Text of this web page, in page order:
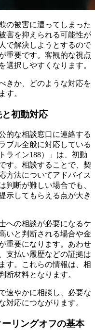
の被害に遭ってしまった
害を抑えられる可能性が
で解決しようとするので
重要です。客観的な視点
選択しやすくなります。
きか、どのような対応を
す。
初動対応
的な相談窓口に連絡する
ブル全般に対応している
ライン188）」は、初動
す。相談することで、契
方法についてアドバイス
判断が難しい場合でも、
示してもらえる点が大き
への相談が必要になるケ
いと判断される場合や金
重要になります。あわせ
支払い履歴などの証拠は
す。これらの情報は、相
断材料となります。
速やかに相談し、必要な
対応につながります。
リングオフの基本